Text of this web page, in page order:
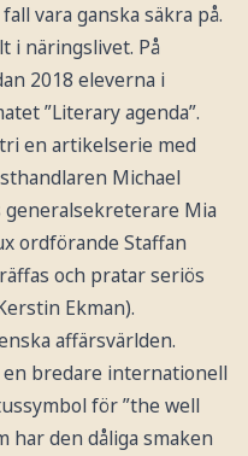
vara ganska säkra på.
i näringslivet. På
2018 eleverna i
”Literary agenda”.
en artikelserie med
Michael
Mia
ordförande Staffan
och pratar seriös
Ekman).
affärsvärlden.
bredare internationell
för ”the well
har den dåliga smaken